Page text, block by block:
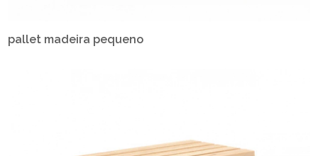
pallet madeira pequeno